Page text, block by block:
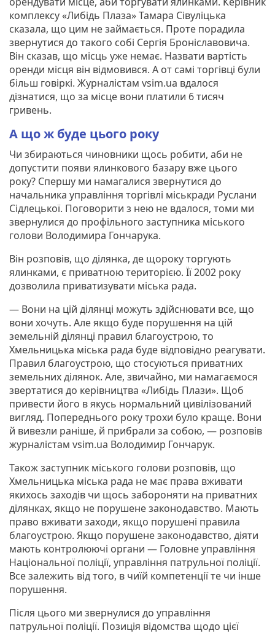
комплексу «Либідь Плаза» Тамара Сівуліцька
сказала, що цим не займається. Проте порадила
звернутися до такого собі Сергія Броніславовича.
Він сказав, що місць уже немає. Назвати вартість
оренди місця він відмовився. А от самі торгівці були
більш говіркі. Журналістам vsim.ua вдалося
дізнатися, що за місце вони платили 6 тисяч
гривень.
А що ж буде цього року
Чи збираються чиновники щось робити, аби не
допустити появи ялинкового базару вже цього
року? Спершу ми намагалися звернутися до
начальника управління торгівлі міськради Руслани
Сідлецької. Поговорити з нею не вдалося, томи ми
звернулися до профільного заступника міського
голови Володимира Гончарука.
Він розповів, що ділянка, де щороку торгують
ялинками, є приватною територією. Її 2002 року
дозволила приватизувати міська рада.
— Вони на цій ділянці можуть здійснювати все, що
вони хочуть. Але якщо буде порушення на цій
земельній ділянці правил благоустрою, то
Хмельницька міська рада буде відповідно реагувати.
Правил благоустрою, що стосуються приватних
земельних ділянок. Але, звичайно, ми намагаємося
звертатися до керівництва «Либідь Плази». Щоб
привести його в якусь нормальний цивілізований
вигляд. Попереднього року трохи було краще. Вони
й вивезли раніше, й прибрали за собою, — розповів
журналістам vsim.ua Володимир Гончарук.
Також заступник міського голови розповів, що
Хмельницька міська рада не має права вживати
якихось заходів чи щось забороняти на приватних
ділянках, якщо не порушене законодавство. Мають
право вживати заходи, якщо порушені правила
благоустрою. Якщо порушене законодавство, діяти
мають контролюючі органи — Головне управління
Національної поліції, управління патрульної поліції.
Все залежить від того, в чиїй компетенції те чи інше
порушення.
Після цього ми звернулися до управління
патрульної поліції. Позиція відомства щодо цієї